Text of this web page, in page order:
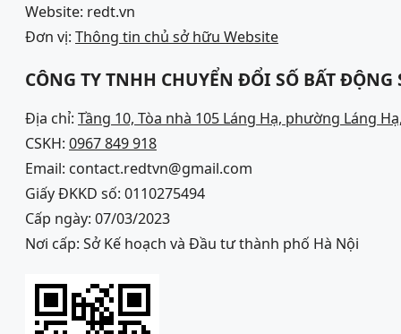
Website: redt.vn
Đơn vị: Thông tin chủ sở hữu Website
CÔNG TY TNHH CHUYỂN ĐỔI SỐ BẤT ĐỘNG
Địa chỉ: Tầng 10, Tòa nhà 105 Láng Hạ, phường Láng
CSKH: 0967 849 918
Email: contact.redtvn@gmail.com
Giấy ĐKKD số: 0110275494
Cấp ngày: 07/03/2023
Nơi cấp: Sở Kế hoạch và Đầu tư thành phố Hà Nội